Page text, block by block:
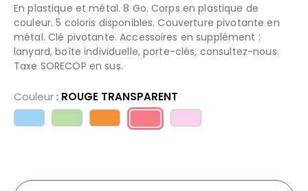
En plastique et métal. 8 Go. Corps en plastique de
couleur. 5 coloris disponibles. Couverture pivotante en
métal. Clé pivotante. Accessoires en supplément :
lanyard, boîte individuelle, porte-clés, consultez-nous.
Taxe SORECOP en sus.
Couleur: ROUGE TRANSPARENT